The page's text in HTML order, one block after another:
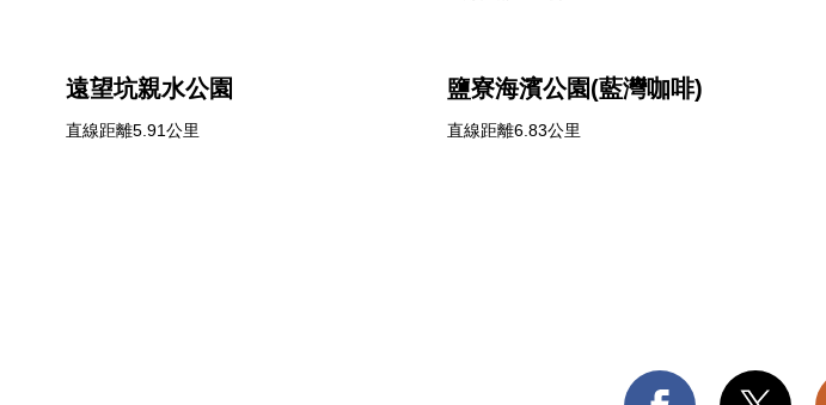
遠望坑親水公園
直線距離5.91公里
鹽寮海濱公園(藍灣咖啡)
直線距離6.83公里